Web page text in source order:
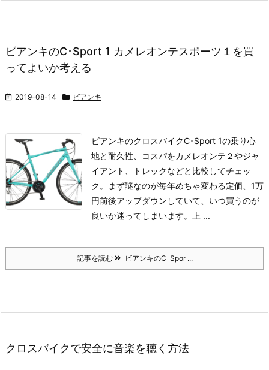
ビアンキのC･Sport 1 カメレオンテスポーツ１を買
ってよいか考える
2019-08-14 ビアンキ
ビアンキのクロスバイクC･Sport 1の乗り心
地と耐久性、コスパをカメレオンテ２やジャ
イアント、トレックなどと比較してチェッ
ク。まず謎なのが毎年めちゃ変わる定価、1万
円前後アップダウンしていて、いつ買うのが
良いか迷ってしまいます。上 ...
記事を読む ビアンキのC･Spor ...
クロスバイクで安全に音楽を聴く方法